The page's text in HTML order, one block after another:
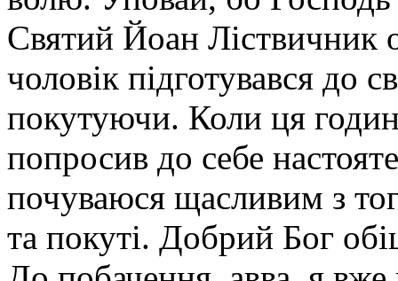
Святий Йоан Ліствичник
чоловік підготувався до
покутуючи. Коли ця
попросив до себе
почуваюся щасливим з
та покуті. Добрий Бог